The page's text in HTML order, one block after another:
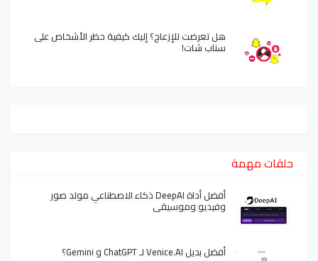
هل تعرضت للإزعاج؟ إليك كيفية حظر الأشخاص على
سناب شات!
حلقات مهمة
أفضل أداة DeepAI ذكاء الاصطناعي مولد صور
وفيديو وموسيقى
أفضل بديل Venice.AI لـ ChatGPT و Gemini؟